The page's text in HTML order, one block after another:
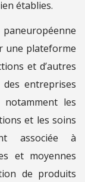
établies.
une plateforme
et d’autres
entreprises
notamment les
et les soins
associée à
et moyennes
de produits